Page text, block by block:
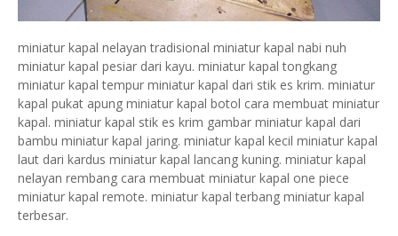
miniatur kapal nelayan tradisional miniatur kapal nabi nuh
miniatur kapal pesiar dari kayu. miniatur kapal tongkang
miniatur kapal tempur miniatur kapal dari stik es krim. miniatur
kapal pukat apung miniatur kapal botol cara membuat miniatur
kapal. miniatur kapal stik es krim gambar miniatur kapal dari
bambu miniatur kapal jaring. miniatur kapal kecil miniatur kapal
laut dari kardus miniatur kapal lancang kuning. miniatur kapal
nelayan rembang cara membuat miniatur kapal one piece
miniatur kapal remote. miniatur kapal terbang miniatur kapal
terbesar.